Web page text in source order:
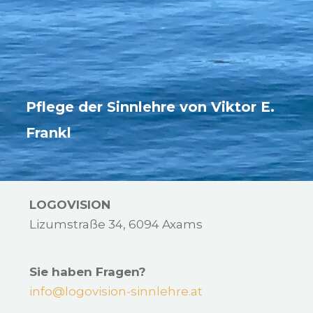
Pflege der Sinnlehre von Viktor E.
Frankl
LOGOVISION
Lizumstraße 34, 6094 Axams
Sie haben Fragen?
info@logovision-sinnlehre.at